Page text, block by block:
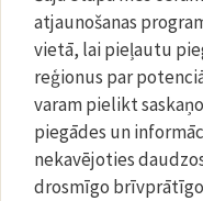
atjaunošanas
vietā, lai pieļautu
reģionus par
varam pielikt
piegādes un
nekavējoties
drosmīgo